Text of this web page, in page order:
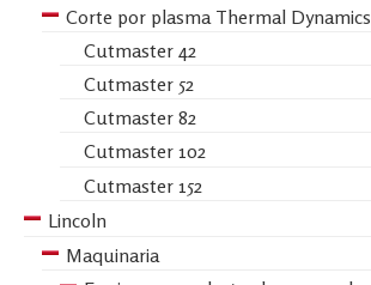
Corte por plasma Thermal Dynamics
Cutmaster 42
Cutmaster 52
Cutmaster 82
Cutmaster 102
Cutmaster 152
Lincoln
Maquinaria